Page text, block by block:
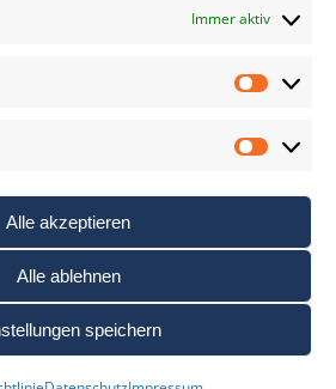
Immer aktiv
Alle akzeptieren
Alle ablehnen
speichern